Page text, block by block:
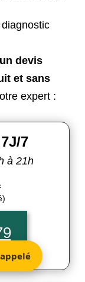
devis
et sans
expert :
7
à 21h